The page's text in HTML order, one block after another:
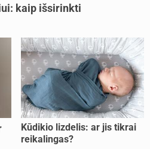
kaip išsirinkti
Kūdikio lizdelis: ar jis tikrai
reikalingas?